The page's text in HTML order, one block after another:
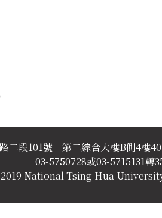
二段101號 第二綜合大樓B側4樓
03-5750728或03-5715131轉
National Tsing Hua